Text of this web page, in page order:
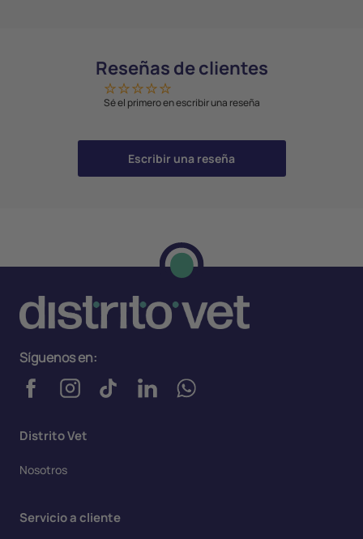
Reseñas de clientes
Sé el primero en escribir una reseña
Escribir una reseña
Distrito Vet
Nosotros
Servicio a cliente
Síguenos en: